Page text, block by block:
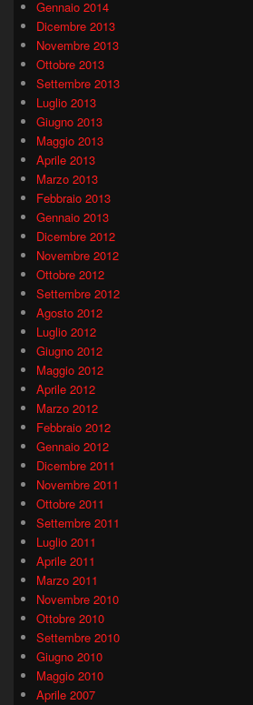
Gennaio 2014
Dicembre 2013
Novembre 2013
Ottobre 2013
Settembre 2013
Luglio 2013
Giugno 2013
Maggio 2013
Aprile 2013
Marzo 2013
Febbraio 2013
Gennaio 2013
Dicembre 2012
Novembre 2012
Ottobre 2012
Settembre 2012
Agosto 2012
Luglio 2012
Giugno 2012
Maggio 2012
Aprile 2012
Marzo 2012
Febbraio 2012
Gennaio 2012
Dicembre 2011
Novembre 2011
Ottobre 2011
Settembre 2011
Luglio 2011
Aprile 2011
Marzo 2011
Novembre 2010
Ottobre 2010
Settembre 2010
Giugno 2010
Maggio 2010
Aprile 2007